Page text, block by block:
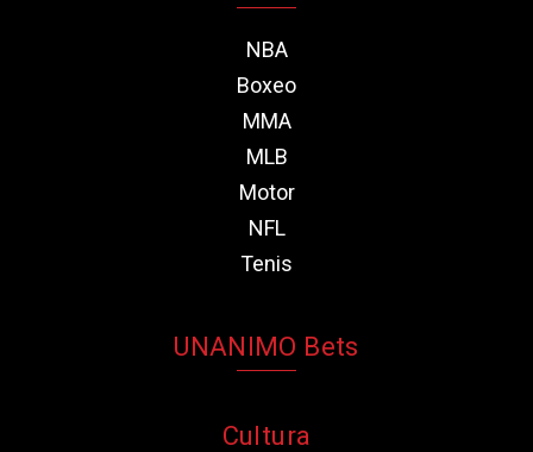
NBA
Boxeo
MMA
MLB
Motor
NFL
Tenis
UNANIMO Bets
Cultura